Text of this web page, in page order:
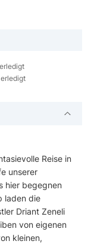
Reise in
unserer
hier begegnen
laden die
Driant Zeneli
von eigenen
kleinen,